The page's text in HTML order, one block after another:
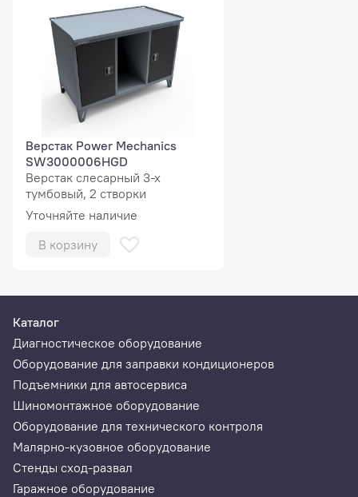
Верстак Power Mechanics
SW3000006HGD
Верстак слесарный 3-х
тумбовый, 2 створки
Уточняйте наличие
В корзину
Каталог
Диагностическое оборудование
Оборудование для заправки кондиционеров
Подъемники для автосервиса
Шиномонтажное оборудование
Оборудование для технического контроля
Малярно-кузовное оборудование
Стенды сход-развал
Гаражное оборудование